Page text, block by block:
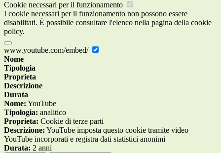
Cookie necessari per il funzionamento
I cookie necessari per il funzionamento non possono essere
disabilitati. È possibile consultare l'elenco nella pagina della cookie
policy.
www.youtube.com/embed/
Nome
Tipologia
Proprieta
Descrizione
Durata
Nome: YouTube
Tipologia: analitico
Proprieta: Cookie di terze parti
Descrizione: YouTube imposta questo cookie tramite video
YouTube incorporati e registra dati statistici anonimi
Durata: 2 anni